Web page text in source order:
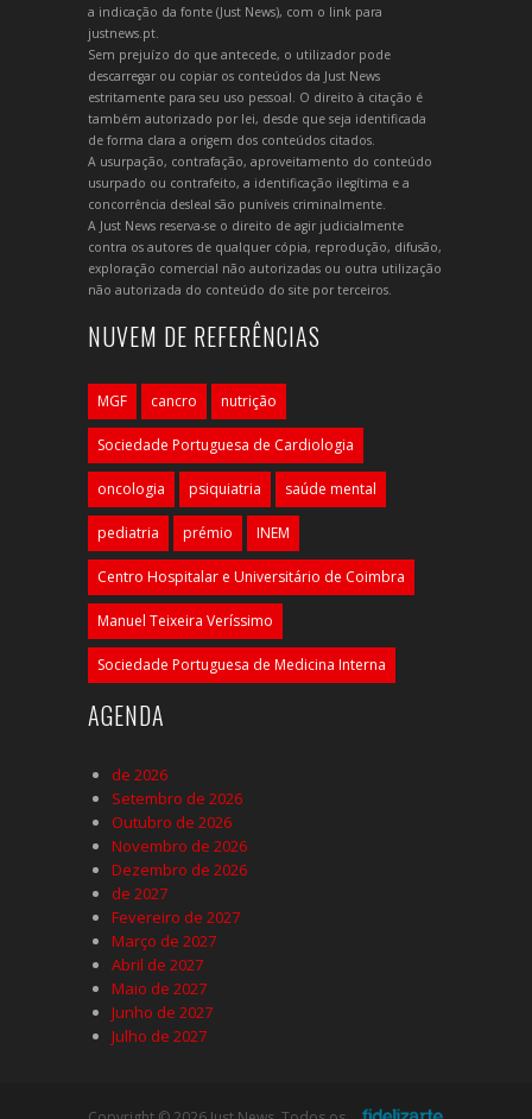
a indicação da fonte (Just News), com o link para
justnews.pt.
Sem prejuízo do que antecede, o utilizador pode
descarregar ou copiar os conteúdos da Just News
estritamente para seu uso pessoal. O direito à citação é
também autorizado por lei, desde que seja identificada
de forma clara a origem dos conteúdos citados.
A usurpação, contrafação, aproveitamento do conteúdo
usurpado ou contrafeito, a identificação ilegítima e a
concorrência desleal são puníveis criminalmente.
A Just News reserva-se o direito de agir judicialmente
contra os autores de qualquer cópia, reprodução, difusão,
exploração comercial não autorizadas ou outra utilização
não autorizada do conteúdo do site por terceiros.
NUVEM DE REFERÊNCIAS
MGF cancro nutrição
Sociedade Portuguesa de Cardiologia
oncologia psiquiatria saúde mental
pediatria prémio INEM
Centro Hospitalar e Universitário de Coimbra
Manuel Teixeira Veríssimo
Sociedade Portuguesa de Medicina Interna
AGENDA
de 2026
Setembro de 2026
Outubro de 2026
Novembro de 2026
Dezembro de 2026
de 2027
Fevereiro de 2027
Março de 2027
Abril de 2027
Maio de 2027
Junho de 2027
Julho de 2027